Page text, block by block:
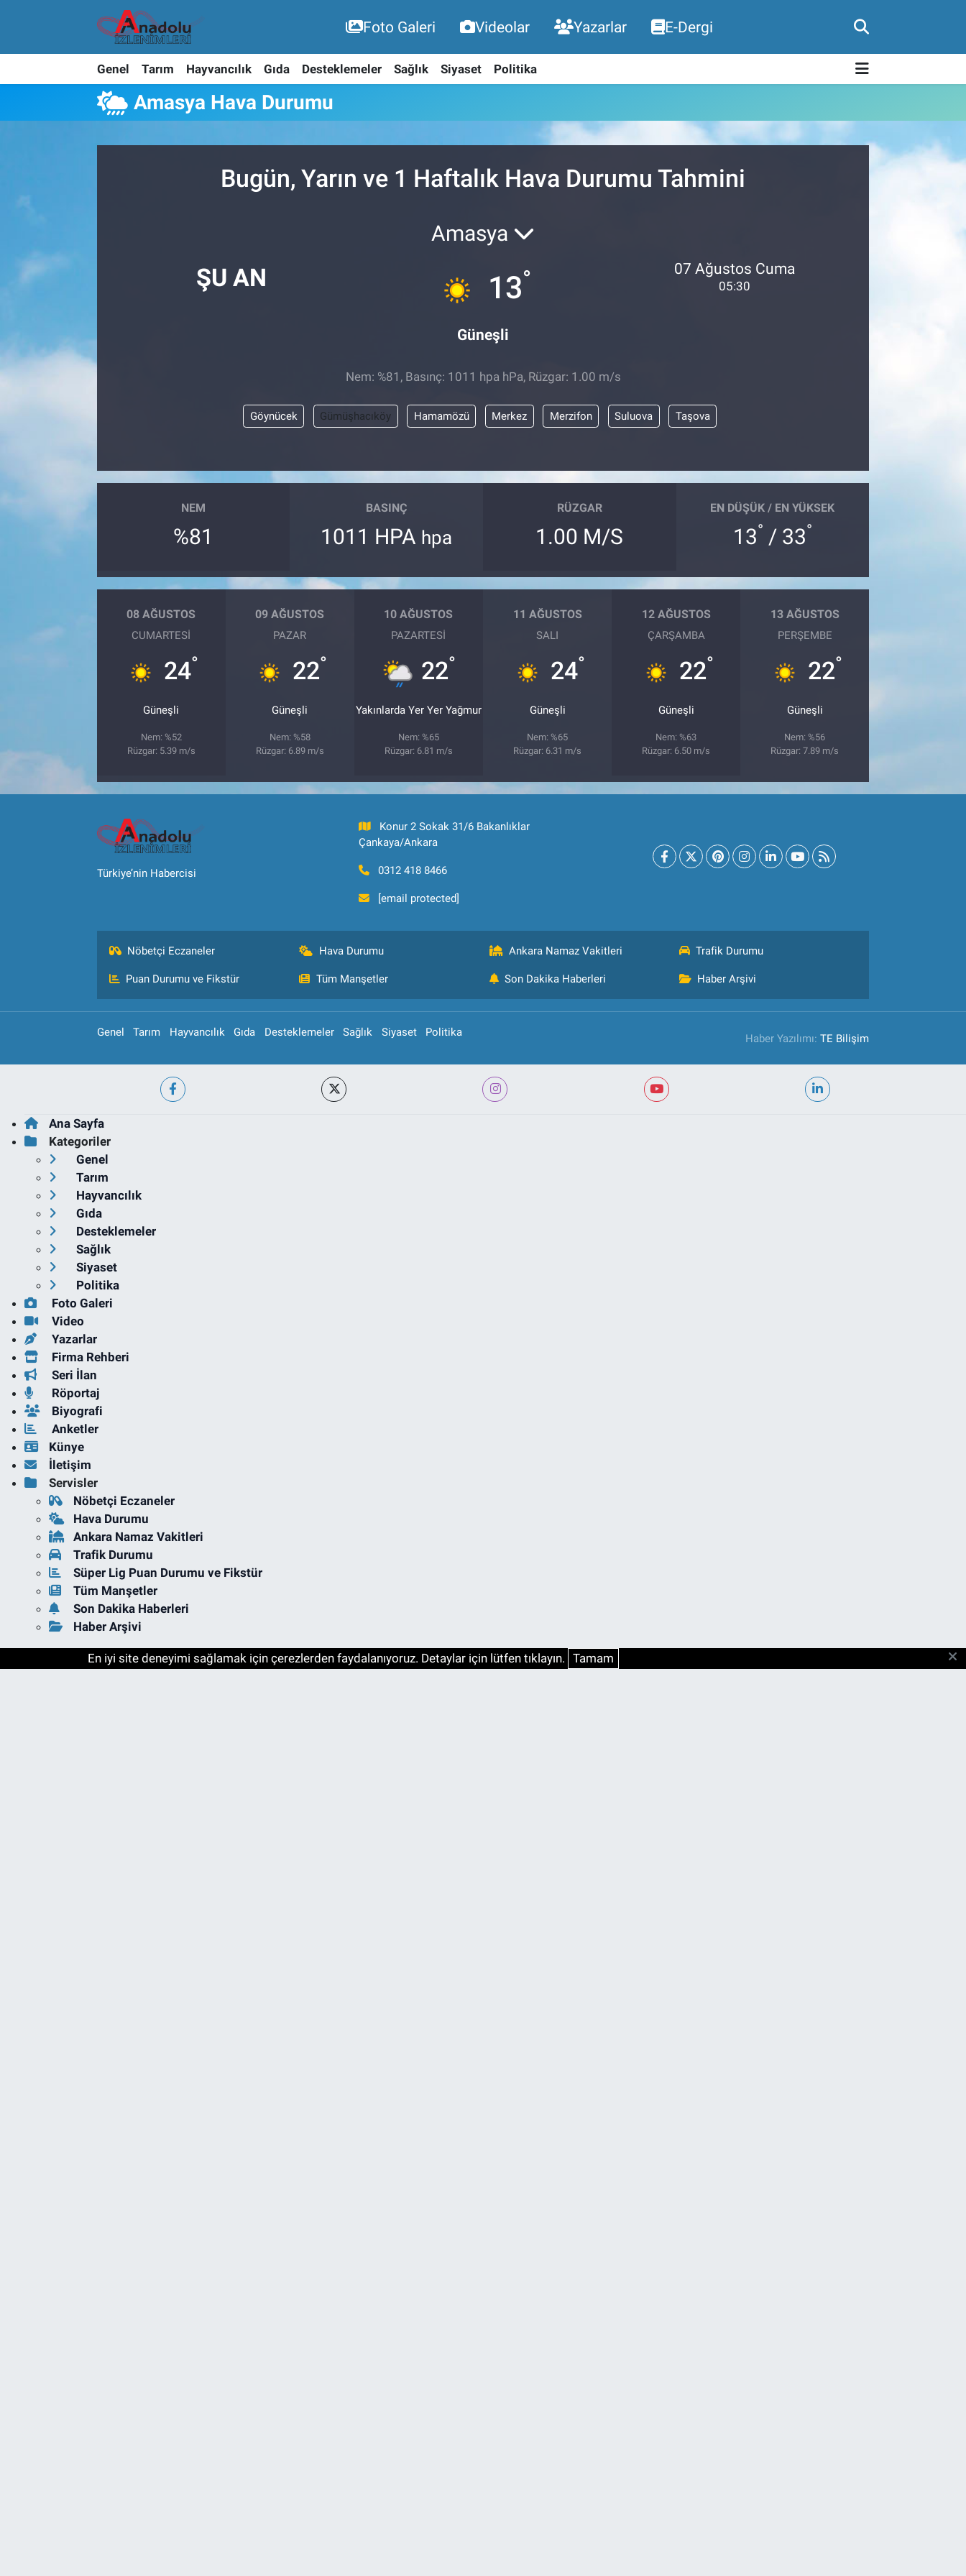
Foto Galeri Videolar Yazarlar E-Dergi
Genel Tarım Hayvancılık Gıda Desteklemeler Sağlık Siyaset Politika
Amasya Hava Durumu
Bugün, Yarın ve 1 Haftalık Hava Durumu Tahmini
ŞU AN
Amasya
13°
Güneşli
07 Ağustos Cuma
05:30
Nem: %81, Basınç: 1011 hpa hPa, Rüzgar: 1.00 m/s
Göynücek Gümüşhacıköy Hamamözü Merkez Merzifon Suluova Taşova
NEM
%81
BASINÇ
1011 HPA hpa
RÜZGAR
1.00 M/S
EN DÜŞÜK / EN YÜKSEK
13° / 33°
08 AĞUSTOS
CUMARTESI
24°
Güneşli
Nem: %52
Rüzgar: 5.39 m/s
09 AĞUSTOS
PAZAR
22°
Güneşli
Nem: %58
Rüzgar: 6.89 m/s
10 AĞUSTOS
PAZARTESI
22°
Yakınlarda Yer Yer Yağmur
Nem: %65
Rüzgar: 6.81 m/s
11 AĞUSTOS
SALI
24°
Güneşli
Nem: %65
Rüzgar: 6.31 m/s
12 AĞUSTOS
ÇARŞAMBA
22°
Güneşli
Nem: %63
Rüzgar: 6.50 m/s
13 AĞUSTOS
PERŞEMBE
22°
Güneşli
Nem: %56
Rüzgar: 7.89 m/s
Türkiye’nin Habercisi
Konur 2 Sokak 31/6 Bakanlıklar
Çankaya/Ankara
0312 418 8466
[email protected]
Nöbetçi Eczaneler Hava Durumu Ankara Namaz Vakitleri Trafik Durumu
Puan Durumu ve Fikstür Tüm Manşetler Son Dakika Haberleri Haber Arşivi
Genel Tarım Hayvancılık Gıda Desteklemeler Sağlık Siyaset Politika Haber Yazılımı:TE Bilişim
Ana Sayfa
Kategoriler
Genel
Tarım
Hayvancılık
Gıda
Desteklemeler
Sağlık
Siyaset
Politika
Foto Galeri
Video
Yazarlar
Firma Rehberi
Seri İlan
Röportaj
Biyografi
Anketler
Künye
İletişim
Servisler
Nöbetçi Eczaneler
Hava Durumu
Ankara Namaz Vakitleri
Trafik Durumu
Süper Lig Puan Durumu ve Fikstür
Tüm Manşetler
Son Dakika Haberleri
Haber Arşivi
En iyi site deneyimi sağlamak için çerezlerden faydalanıyoruz. Detaylar için lütfen tıklayın. Tamam